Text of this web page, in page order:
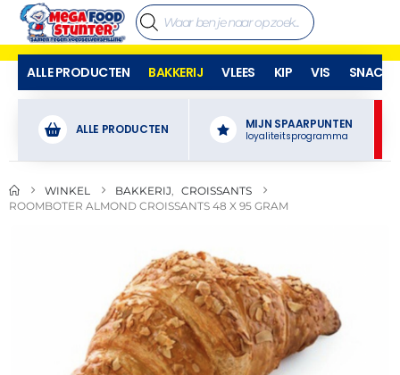
ALLE PRODUCTEN BAKKERIJ VLEES KIP VIS SNACKS
ALLE PRODUCTEN MIJN SPAARPUNTEN
loyaliteitsprogramma
WINKEL BAKKERIJ
CROISSANTS
ROOMBOTER ALMOND CROISSANTS 48 X 95 GRAM